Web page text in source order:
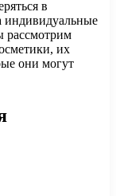
в
индивидуальные
рассмотрим
их
они могут